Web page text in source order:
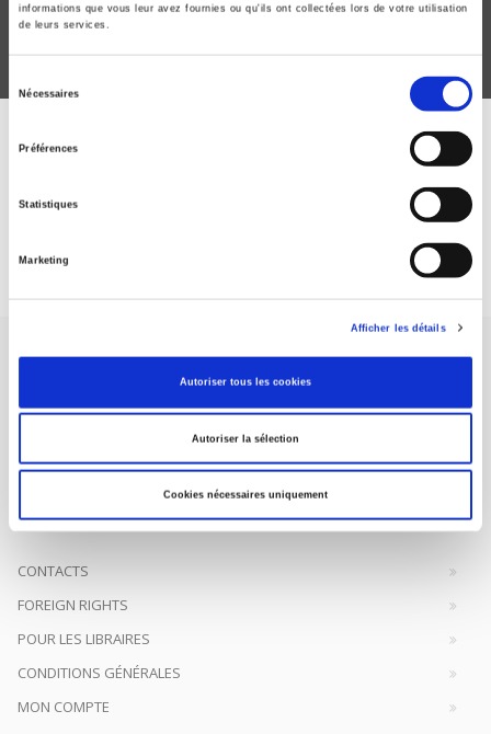
informations que vous leur avez fournies ou qu'ils ont collectées lors de votre utilisation
de leurs services.
Nécessaires
Préférences
Statistiques
Marketing
Afficher les détails
Autoriser tous les cookies
Autoriser la sélection
Cookies nécessaires uniquement
ABONNEZ-VOUS À NOS
Presses de Sciences Po participent depuis leur création en 1976
à la transmission des savoirs et des idéescontinuer
CONTACTS
FOREIGN RIGHTS
POUR LES LIBRAIRES
CONDITIONS GÉNÉRALES
MON COMPTE